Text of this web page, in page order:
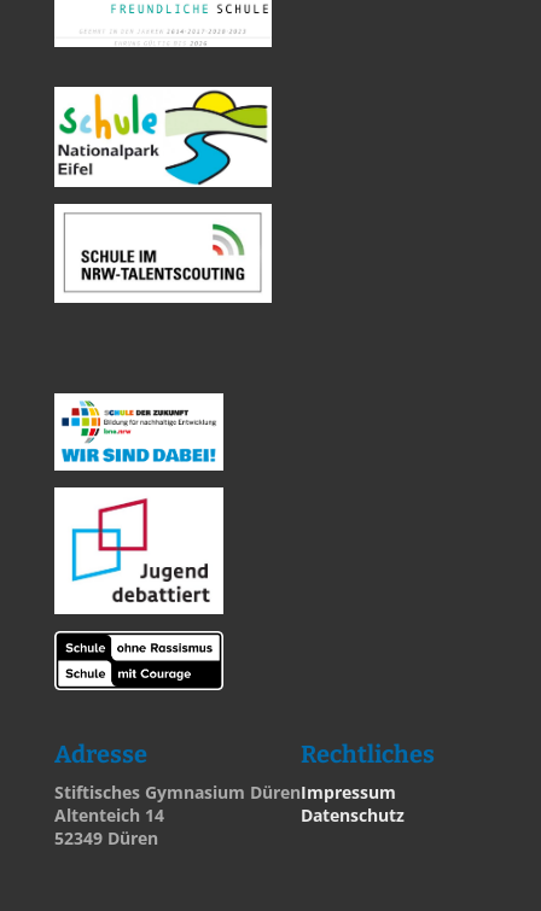
Adresse
Stiftisches Gymnasium Düren
Altenteich 14
52349 Düren
Rechtliches
Impressum
Datenschutz